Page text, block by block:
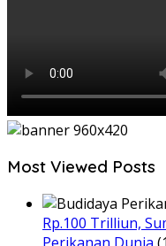
Most Viewed Posts
Rp.100 Trilliun,